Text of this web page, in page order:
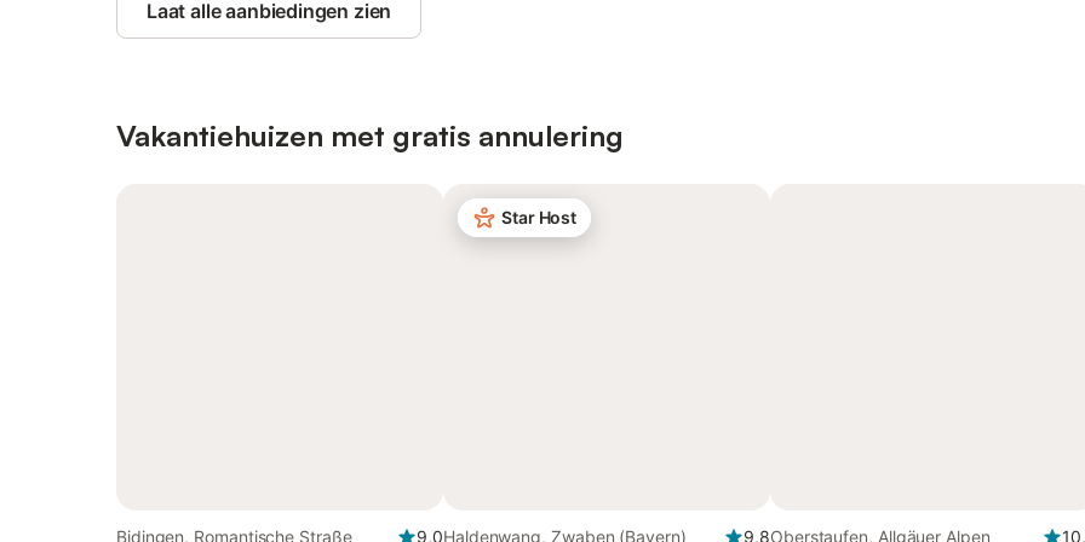
Laat alle aanbiedingen zien
Vakantiehuizen met gratis annulering
Bidingen, Romantische Straße 9,0
Star Host
Haldenwang, Zwaben (Bayern) 9,8Oberstaufen, Allgäuer Alpen